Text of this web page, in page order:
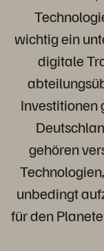
wichtig ein
digitale
Investitionen
gehören
unbedingt
für den